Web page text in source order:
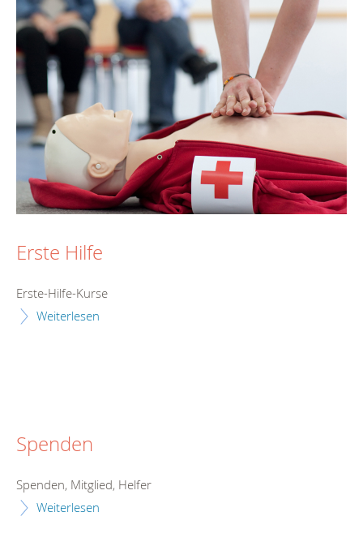
Erste Hilfe
Erste-Hilfe-Kurse
Weiterlesen
Spenden
Spenden, Mitglied, Helfer
Weiterlesen